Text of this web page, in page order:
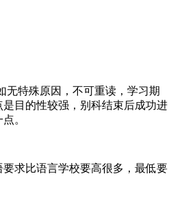
无特殊原因，不可重读，学习期
目的性较强，别科结束后成功进
。
求比语言学校要高很多，最低要